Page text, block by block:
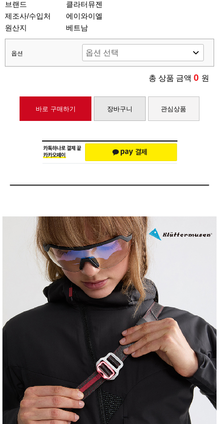
브랜드
클라터뮤젠
제조사/수입처
에이와이엘
원산지
베트남
옵션
총 상품 금액 0 원
바로 구매하기 장바구니 관심상품